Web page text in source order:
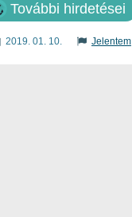
További hirdetései
2019. 01. 10. Jelentem